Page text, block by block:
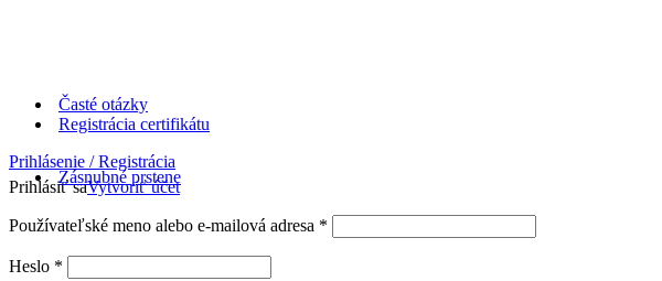
Časté otázky
Registrácia certifikátu
Prihlásenie / Registrácia
Prihlásiť saVytvoriť účet
Používateľské meno alebo e-mailová adresa *
Heslo *
Zásnubné prstene